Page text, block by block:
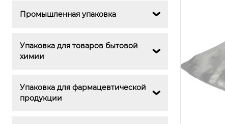
Промышленная упаковка 
Упаковка для товаров бытовой
химии

Упаковка для фармацевтической
продукции
